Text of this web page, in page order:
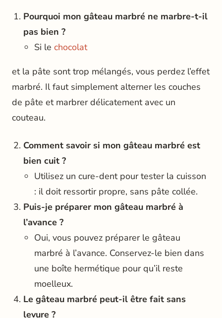
Pourquoi mon gâteau marbré ne marbre-t-il
pas bien ?
Si le chocolat
et la pâte sont trop mélangés, vous perdez l’effet
marbré. Il faut simplement alterner les couches
de pâte et marbrer délicatement avec un
couteau.
Comment savoir si mon gâteau marbré est
bien cuit ?
Utilisez un cure-dent pour tester la cuisson
: il doit ressortir propre, sans pâte collée.
Puis-je préparer mon gâteau marbré à
l’avance ?
Oui, vous pouvez préparer le gâteau
marbré à l’avance. Conservez-le bien dans
une boîte hermétique pour qu’il reste
moelleux.
Le gâteau marbré peut-il être fait sans
levure ?